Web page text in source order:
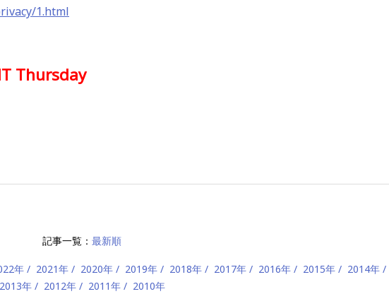
1.html
Thursday
記事一覧： 最新順
年 2021年 2020年 2019年 2018年 2017年 2016年 2015年
2014年
2013年
2012年 2011年 2010年